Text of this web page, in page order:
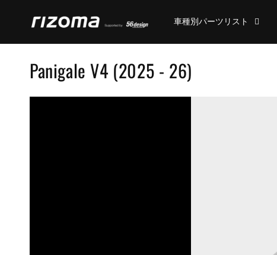
進む
車種別パーツリスト
コ
レ
Panigale V4 (2025 - 26)